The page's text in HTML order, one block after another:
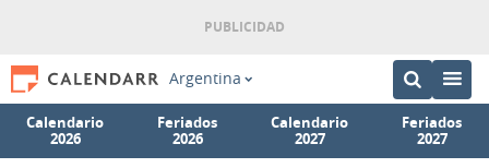
Argentina
Calendario
2026
Feriados
2026
Calendario
2027
Feriados
2027